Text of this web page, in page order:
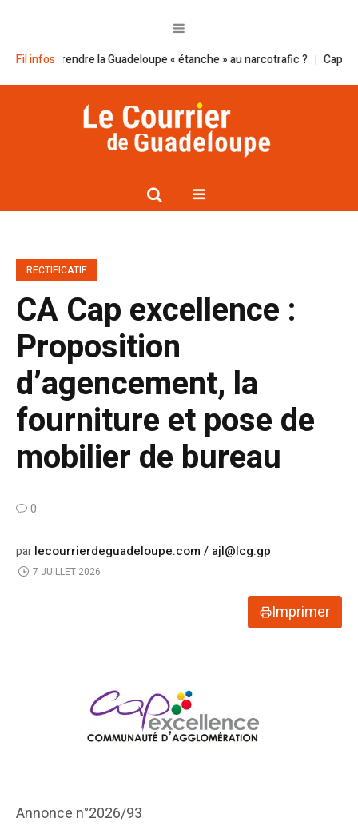
Fil infos
rendre la Guadeloupe « étanche » au narcotrafic ? Cap excellence
RECTIFICATIF
CA Cap excellence :
Proposition
d’agencement, la
fourniture et pose de
mobilier de bureau
0
parlecourrierdeguadeloupe.com / ajl@lcg.gp
7 JUILLET 2026
Imprimer
Annonce n°2026/93